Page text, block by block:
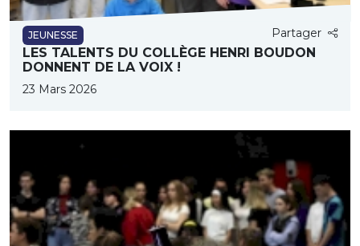
JEUNESSE Partager
LES TALENTS DU COLLÈGE HENRI BOUDON
DONNENT DE LA VOIX !
23 Mars 2026